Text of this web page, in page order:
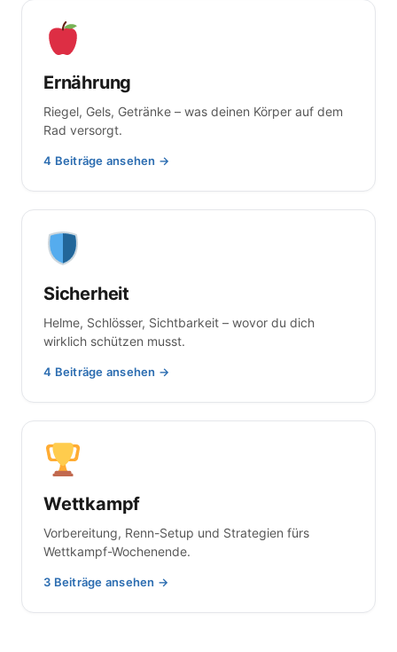
Ernährung
Riegel, Gels, Getränke – was deinen Körper auf dem
Rad versorgt.
4 Beiträge ansehen →
Sicherheit
Helme, Schlösser, Sichtbarkeit – wovor du dich
wirklich schützen musst.
4 Beiträge ansehen →
Wettkampf
Vorbereitung, Renn-Setup und Strategien fürs
Wettkampf-Wochenende.
3 Beiträge ansehen →